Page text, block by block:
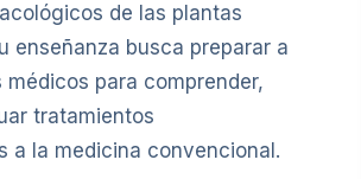
de las plantas
enseñanza busca preparar a
para comprender,
tratamientos
a la medicina convencional.